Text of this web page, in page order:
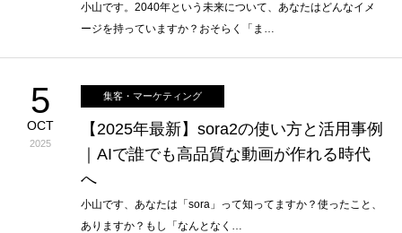
小山です。2040年という未来について、あなたはどんなイメ
ージを持っていますか？おそらく「ま…
5
OCT
2025
集客・マーケティング
【2025年最新】sora2の使い方と活用事例
｜AIで誰でも高品質な動画が作れる時代
へ
小山です、あなたは「sora」って知ってますか？使ったこと、
ありますか？もし「なんとなく…